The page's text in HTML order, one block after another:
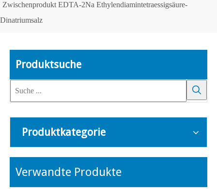
Zwischenprodukt EDTA-2Na Ethylendiamintetraessigsäure-
Dinatriumsalz
Produktsuche
Produktkategorie
Verwandte Produkte